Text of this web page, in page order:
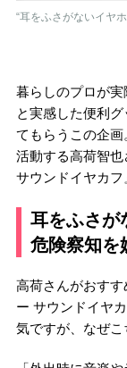
“耳をふさがないイヤ
暮らしのプロが実
と実感した便利
てもらうこの企
活動する高荷智
サウンドイヤカフ
耳をふさが
危険察知を
高荷さんがおす
ー サウンドイヤ
気ですが、なぜこ